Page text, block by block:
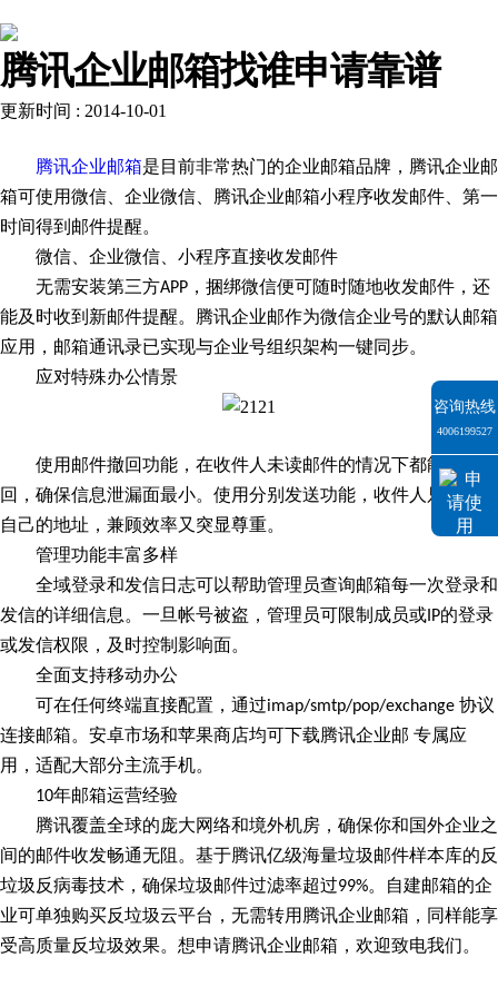
腾讯企业邮箱找谁申请靠谱
更新时间 : 2014-10-01
腾讯企业邮箱是目前非常热门的企业邮箱品牌，腾讯企业邮
箱可使用微信、企业微信、腾讯企业邮箱小程序收发邮件、第一
时间得到邮件提醒。
微信、企业微信、小程序直接收发邮件
无需安装第三方APP ，捆绑微信便可随时随地收发邮件，还
能及时收到新邮件提醒。腾讯企业邮作为微信企业号的默认邮箱
应用，邮箱通讯录已实现与企业号组织架构一键同步。
应对特殊办公情景
使用邮件撤回功能，在收件人未读邮件的情况下都能立即撤
回，确保信息泄漏面最小。使用分别发送功能，收件人只能看到
自己的地址，兼顾效率又突显尊重。
管理功能丰富多样
全域登录和发信日志可以帮助管理员查询邮箱每一次登录和
发信的详细信息。一旦帐号被盗，管理员可限制成员或 IP的登录
或发信权限，及时控制影响面。
全面支持移动办公
可在任何终端直接配置，通过imap/smtp/pop/exchange 协议
连接邮箱。安卓市场和苹果商店均可下载腾讯企业邮 专属应
用，适配大部分主流手机。
10年邮箱运营经验
腾讯覆盖全球的庞大网络和境外机房，确保你和国外企业之
间的邮件收发畅通无阻。基于腾讯亿级海量垃圾邮件样本库的反
垃圾反病毒技术，确保垃圾邮件过滤率超过99%。自建邮箱的企
业可单独购买反垃圾云平台，无需转用腾讯企业邮箱，同样能享
受高质量反垃圾效果。想申请腾讯企业邮箱，欢迎致电我们。
咨询热线
4006199527